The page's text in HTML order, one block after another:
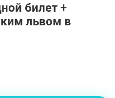
билет +
львом в